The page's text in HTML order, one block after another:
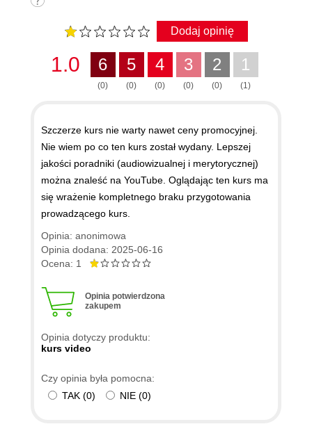
Dodaj opinię
1.0 6
(0)
5
(0)
4
(0)
3
(0)
2
(0)
1
(1)
Szczerze kurs nie warty nawet ceny promocyjnej.
Nie wiem po co ten kurs został wydany. Lepszej
jakości poradniki (audiowizualnej i merytorycznej)
można znaleść na YouTube. Oglądając ten kurs ma
się wrażenie kompletnego braku przygotowania
prowadzącego kurs.
Opinia: anonimowa
Opinia dodana: 2025-06-16
Ocena: 1
Opinia potwierdzona
zakupem
Opinia dotyczy produktu:
kurs video
Czy opinia była pomocna:
TAK (0) NIE (0)